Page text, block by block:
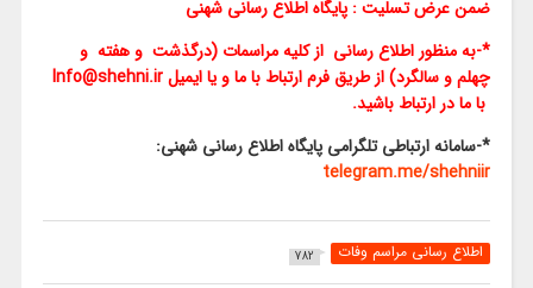
ضمن عرض تسلیت : پایگاه اطلاع رسانی شهنی
*-به منظور اطلاع رسانی از کلیه مراسمات (درگذشت و هفته و
چهلم و سالگرد) از طریق فرم ارتباط با ما و یا ایمیل Info@shehni.ir
با ما در ارتباط باشید.
*-سامانه ارتباطی تلگرامی پایگاه اطلاع رسانی شهنی:
telegram.me/shehniir
اطلاع رسانی مراسم وفات 782